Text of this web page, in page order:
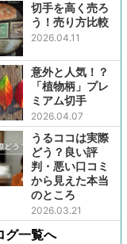
切手を高く売ろ
う！売り方比較
2026.04.11
意外と人気！？
「植物柄」プレ
ミアム切手
2026.04.07
うるココは実際
どう？良い評
判・悪い口コミ
から見えた本当
のところ
2026.03.21
グ一覧へ